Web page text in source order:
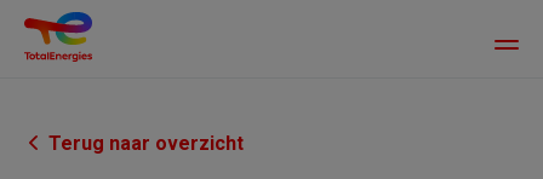
naar
Main
Terug naar overzicht